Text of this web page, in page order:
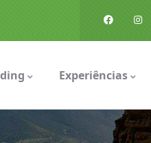
Experiências